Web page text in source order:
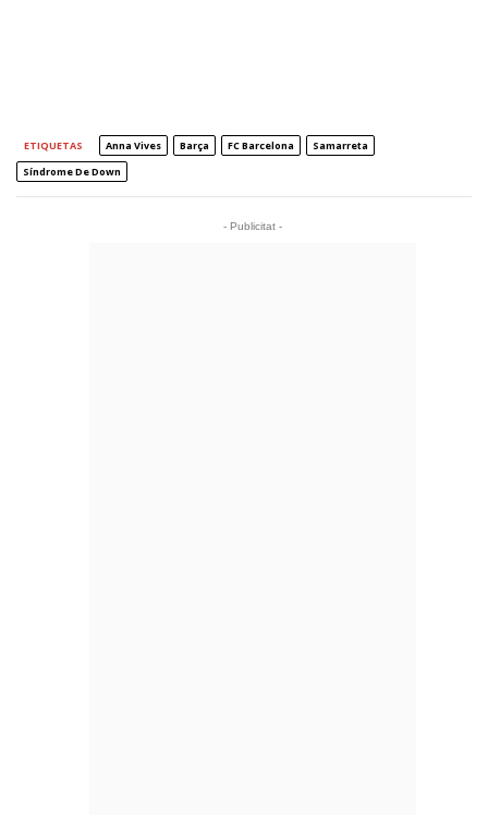
ETIQUETAS Anna Vives Barça FC Barcelona
Samarreta
Síndrome De Down
- Publicitat -